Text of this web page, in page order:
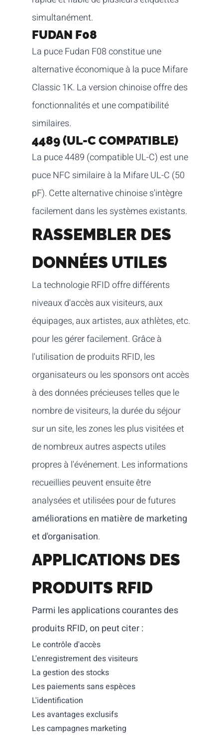
simultanément.
FUDAN F08
La puce Fudan F08 constitue une
alternative économique à la puce Mifare
Classic 1K. La version chinoise offre des
fonctionnalités et une compatibilité
similaires.
4489 (UL-C COMPATIBLE)
La puce 4489 (compatible UL-C) est une
puce NFC similaire à la Mifare UL-C (50
pF). Cette alternative chinoise s'intègre
facilement dans les systèmes existants.
RASSEMBLER DES
DONNÉES UTILES
La technologie RFID offre différents
niveaux d'accès aux visiteurs, aux
équipages, aux artistes, aux athlètes, etc.
pour les gérer facilement. Grâce à
l'utilisation de produits RFID, les
organisateurs ou les sponsors ont accès
à des données précieuses telles que le
nombre de visiteurs, la durée du séjour
sur un site, les zones les plus visitées et
de nombreux autres aspects utiles
propres à l'événement. Les informations
recueillies peuvent ensuite être
analysées et utilisées pour de futures
améliorations en matière de marketing
et d'organisation.
APPLICATIONS DES
PRODUITS RFID
Parmi les applications courantes des
produits RFID, on peut citer :
Le contrôle d'accès
L'enregistrement des visiteurs
La gestion des stocks
Les paiements sans espèces
L'identification
Les avantages exclusifs
Les campagnes marketing